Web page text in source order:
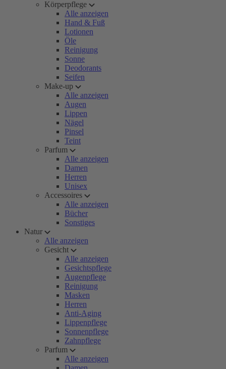
Körperpflege
Alle anzeigen
Hand & Fuß
Lotionen
Öle
Reinigung
Sonne
Deodorants
Seifen
Make-up
Alle anzeigen
Augen
Lippen
Nägel
Pinsel
Teint
Parfum
Alle anzeigen
Damen
Herren
Unisex
Accessoires
Alle anzeigen
Bücher
Sonstiges
Natur
Alle anzeigen
Gesicht
Alle anzeigen
Gesichtspflege
Augenpflege
Reinigung
Masken
Herren
Anti-Aging
Lippenpflege
Sonnenpflege
Zahnpflege
Parfum
Alle anzeigen